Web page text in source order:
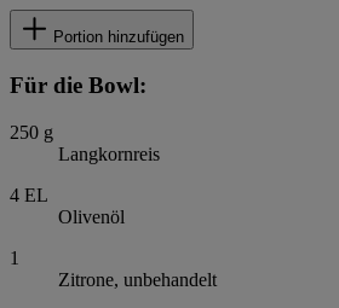
Portion hinzufügen
Für die Bowl:
250 g
Langkornreis
4 EL
Olivenöl
1
Zitrone, unbehandelt